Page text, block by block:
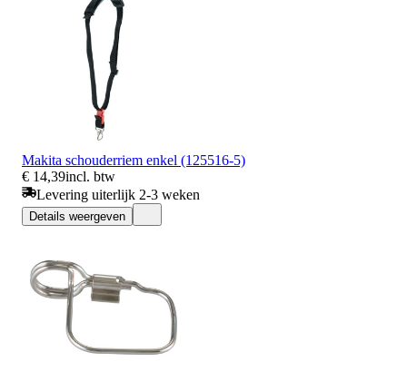
Makita schouderriem enkel (125516-5)
€ 14,39incl. btw
Levering uiterlijk 2-3 weken
Details weergeven